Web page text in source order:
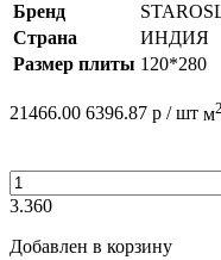
Бренд
Страна
ИНДИЯ
Размер плиты 120*280
21466.00 6396.87 р / шт м2
3.360
Добавлен в корзину